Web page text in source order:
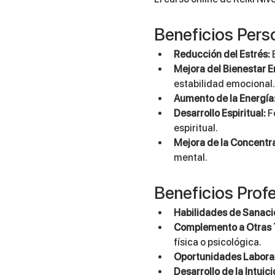
Beneficios
Reducción del Estrés:
Mejora del Bienestar
estabilidad emocional.
Aumento de la
Desarrollo Espiritual:
espiritual.
Mejora de la
mental.
Beneficios
Habilidades de
Complemento a Otras
física o psicológica.
Oportunidades
Desarrollo de la